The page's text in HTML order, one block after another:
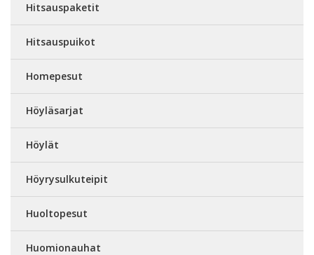
Hitsauspaketit
Hitsauspuikot
Homepesut
Höyläsarjat
Höylät
Höyrysulkuteipit
Huoltopesut
Huomionauhat